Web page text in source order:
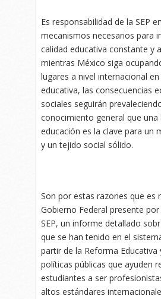
Es responsabilidad de la SEP
mecanismos necesarios para
calidad educativa constante y
mientras México siga
lugares a nivel internacional
educativa, las consecuencias
sociales seguirán
conocimiento general que una
educación es la clave para un
y un tejido social sólido.
Son por estas razones que es
Gobierno Federal presente
SEP, un informe detallado
que se han tenido en el
partir de la Reforma Educativa
políticas públicas que ayuden
estudiantes a ser
altos estándares